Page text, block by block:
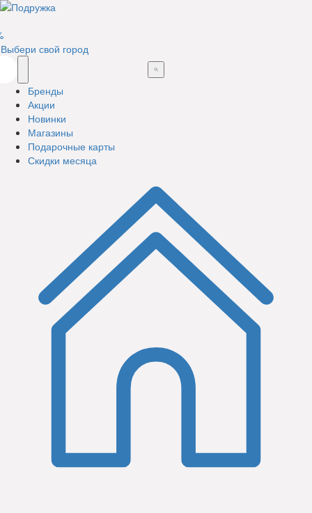
Выбери свой город
Бренды
Акции
Новинки
Магазины
Подарочные карты
Скидки месяца